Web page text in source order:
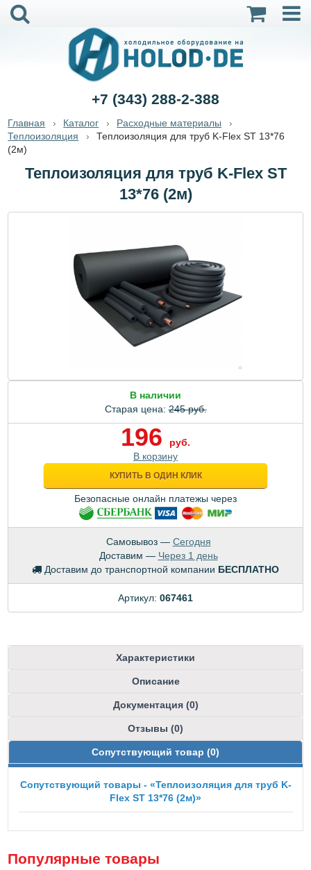
+7 (343) 288-2-388
Главная Каталог
Расходные материалы
Теплоизоляция
Теплоизоляция для труб K-Flex ST 13*76
(2м)
Теплоизоляция для труб K-Flex ST
13*76 (2м)
В наличии
Старая цена:245 руб.
196
руб.
В корзину
КУПИТЬ В ОДИН КЛИК
Безопасные онлайн платежы через
Самовывоз — Сегодня
Доставим — Через 1 день
Доставим до транспортной компании БЕСПЛАТНО
Артикул: 067461
Характеристики
Описание
Документация (0)
Отзывы (0)
Сопутствующий товар (0)
Сопутствующий товары - «Теплоизоляция для труб K-
Flex ST 13*76 (2м)»
Популярные товары